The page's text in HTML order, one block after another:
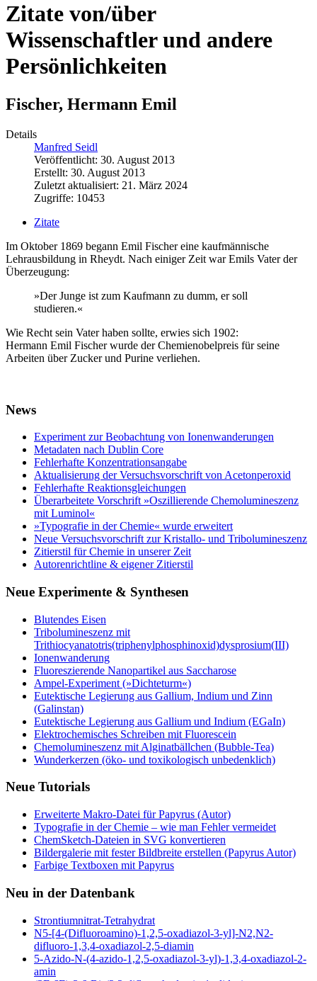
Zitate von/über
Wissenschaftler und andere
Persönlichkeiten
Fischer, Hermann Emil
Details
Manfred Seidl
Veröffentlicht: 30. August 2013
Erstellt: 30. August 2013
Zuletzt aktualisiert: 21. März 2024
Zugriffe: 10453
Zitate
Im Oktober 1869 begann Emil Fischer eine kaufmännische
Lehrausbildung in Rheydt. Nach einiger Zeit war Emils Vater der
Überzeugung:
»Der Junge ist zum Kaufmann zu dumm, er soll
studieren.«
Wie Recht sein Vater haben sollte, erwies sich 1902:
Hermann Emil Fischer wurde der Chemienobelpreis für seine
Arbeiten über Zucker und Purine verliehen.
News
Experiment zur Beobachtung von Ionenwanderungen
Metadaten nach Dublin Core
Fehlerhafte Konzentrationsangabe
Aktualisierung der Versuchsvorschrift von Acetonperoxid
Fehlerhafte Reaktionsgleichungen
Überarbeitete Vorschrift »Oszillierende Chemolumineszenz
mit Luminol«
»Typografie in der Chemie« wurde erweitert
Neue Versuchsvorschrift zur Kristallo- und Tribolumineszenz
Zitierstil für Chemie in unserer Zeit
Autorenrichtline & eigener Zitierstil
Neue Experimente & Synthesen
Blutendes Eisen
Tribolumineszenz mit
Trithiocyanatotris(triphenylphosphinoxid)dysprosium(III)
Ionenwanderung
Fluoreszierende Nanopartikel aus Saccharose
Ampel-Experiment (»Dichteturm«)
Eutektische Legierung aus Gallium, Indium und Zinn
(Galinstan)
Eutektische Legierung aus Gallium und Indium (EGaIn)
Elektrochemisches Schreiben mit Fluorescein
Chemolumineszenz mit Alginatbällchen (Bubble-Tea)
Wunderkerzen (öko- und toxikologisch unbedenklich)
Neue Tutorials
Erweiterte Makro-Datei für Papyrus (Autor)
Typografie in der Chemie – wie man Fehler vermeidet
ChemSketch-Dateien in SVG konvertieren
Bildergalerie mit fester Bildbreite erstellen (Papyrus Autor)
Farbige Textboxen mit Papyrus
Neu in der Datenbank
Strontiumnitrat-Tetrahydrat
N5-[4-(Difluoroamino)-1,2,5-oxadiazol-3-yl]-N2,N2-
difluoro-1,3,4-oxadiazol-2,5-diamin
5-Azido-N-(4-azido-1,2,5-oxadiazol-3-yl)-1,3,4-oxadiazol-2-
amin